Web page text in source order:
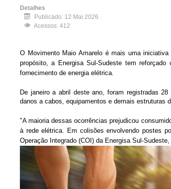
Detalhes
Publicado: 12 Mai 2026
Acessos: 412
O Movimento Maio Amarelo é mais uma
propósito, a Energisa Sul-Sudeste tem
fornecimento de energia elétrica.
De janeiro a abril deste ano, foram registradas
danos a cabos, equipamentos e demais estruturas
"A maioria dessas ocorrências prejudicou
à rede elétrica. Em colisões envolvendo postes
Operação Integrado (COI) da Energisa Sul-